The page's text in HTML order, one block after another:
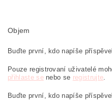
Objem
Buďte první, kdo napíše
Pouze registrovaní uživatelé
přihlaste senebo se registrujte
Buďte první, kdo napíše